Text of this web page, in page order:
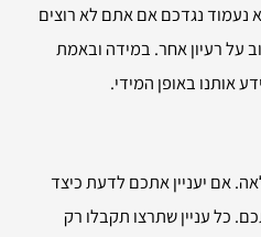
נעמוד נגדכם אם אתם לא רוצים
על רעיון אחר. במידה ובאמת
אותנו באופן המידי.
אם יעניין אתכם לדעת כיצד
כל עניין שתרצו תקבלו רק